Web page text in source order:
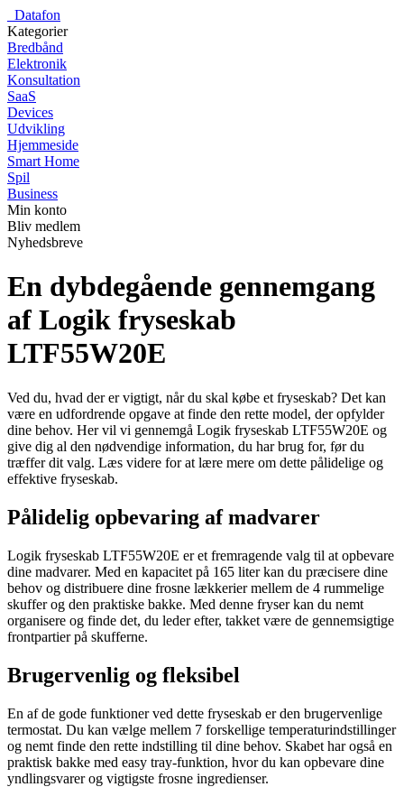
Datafon
Kategorier
Bredbånd
Elektronik
Konsultation
SaaS
Devices
Udvikling
Hjemmeside
Smart Home
Spil
Business
Min konto
Bliv medlem
Nyhedsbreve
En dybdegående gennemgang
af Logik fryseskab
LTF55W20E
Ved du, hvad der er vigtigt, når du skal købe et fryseskab? Det kan
være en udfordrende opgave at finde den rette model, der opfylder
dine behov. Her vil vi gennemgå Logik fryseskab LTF55W20E og
give dig al den nødvendige information, du har brug for, før du
træffer dit valg. Læs videre for at lære mere om dette pålidelige og
effektive fryseskab.
Pålidelig opbevaring af madvarer
Logik fryseskab LTF55W20E er et fremragende valg til at opbevare
dine madvarer. Med en kapacitet på 165 liter kan du præcisere dine
behov og distribuere dine frosne lækkerier mellem de 4 rummelige
skuffer og den praktiske bakke. Med denne fryser kan du nemt
organisere og finde det, du leder efter, takket være de gennemsigtige
frontpartier på skufferne.
Brugervenlig og fleksibel
En af de gode funktioner ved dette fryseskab er den brugervenlige
termostat. Du kan vælge mellem 7 forskellige temperaturindstillinger
og nemt finde den rette indstilling til dine behov. Skabet har også en
praktisk bakke med easy tray-funktion, hvor du kan opbevare dine
yndlingsvarer og vigtigste frosne ingredienser.